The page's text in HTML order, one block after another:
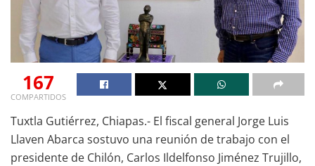
167
COMPARTIDOS
Tuxtla Gutiérrez, Chiapas.- El fiscal general Jorge Luis
Llaven Abarca sostuvo una reunión de trabajo con el
presidente de Chilón, Carlos Ildelfonso Jiménez Trujillo,